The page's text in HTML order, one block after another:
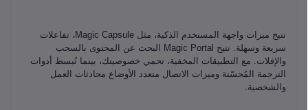
تتيح ميزات واجهة المستخدم الذكية، مثل Magic Capsule، تفاعلات
سريعة وسهلة. تتيح Magic Portal البحث عن المحتوى بالسحب
والإفلات. مع التطبيقات المخفية، تحمي خصوصيتك، بينما تُبسط أدوات
الترجمة المُحسّنة وميزات الاتصال متعدد الأوضاع محادثات العمل
والشخصية.